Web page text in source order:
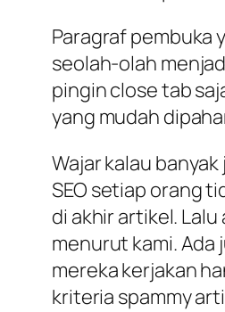
Paragraf pembuka
seolah-olah
pingin close tab
yang mudah
Wajar kalau
SEO setiap orang
di akhir artikel.
menurut kami. Ada
mereka kerjakan
kriteria spammy